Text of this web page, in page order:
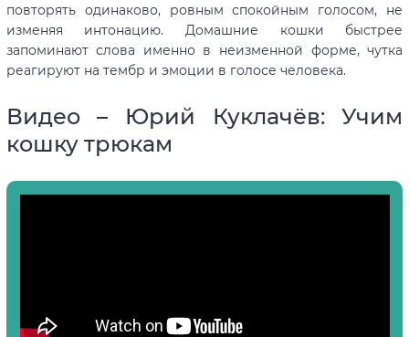
повторять одинаково, ровным спокойным голосом, не
изменяя интонацию. Домашние кошки быстрее
запоминают слова именно в неизменной форме, чутка
реагируют на тембр и эмоции в голосе человека.
Видео – Юрий Куклачёв: Учим
кошку трюкам